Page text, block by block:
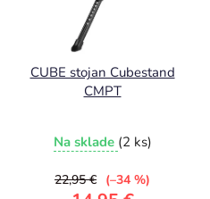
CUBE stojan Cubestand
CMPT
Na sklade (2 ks)
22,95 € (–34 %)